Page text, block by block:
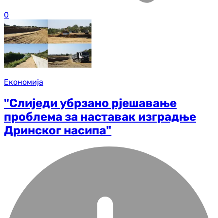
0
Економија
"Слиједи убрзано рјешавање
проблема за наставак изградње
Дринског насипа"